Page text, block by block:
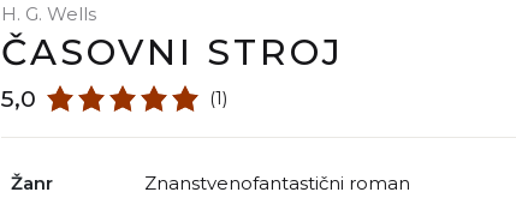
H. G. Wells
ČASOVNI STROJ
5,0 (1)
Žanr
znanstvenofantastični roman